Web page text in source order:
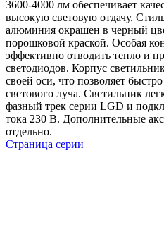
3600-4000 лм обеспечивает
высокую световую отдачу.
алюминия окрашен в черный
порошковой краской. Особая
эффективно отводить тепло и
светодиодов. Корпус
своей оси, что позволяет
светового луча. Светильник
фазный трек серии LGD и
тока 230 В. Дополнительные
отдельно.
Страница серии